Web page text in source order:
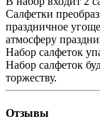
Салфетки
праздничное
атмосферу
Набор салфеток
Набор салфеток
торжеству.
Отзывы